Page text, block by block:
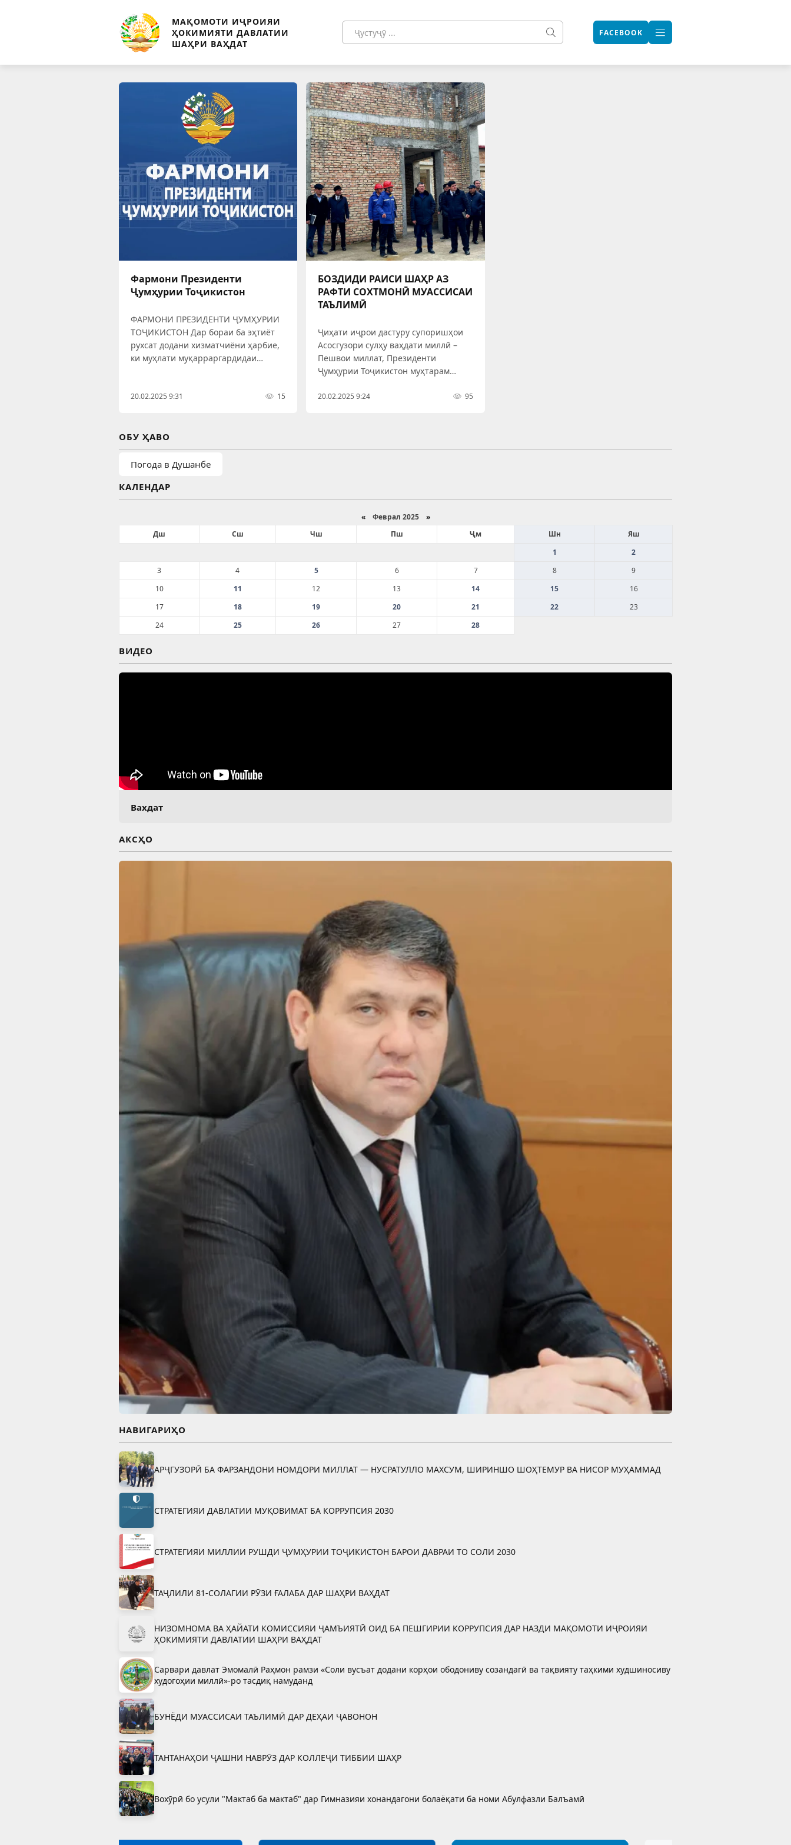
МАҚОМОТИ ИҶРОИЯИ
ҲОКИМИЯТИ ДАВЛАТИИ
ШАҲРИ ВАҲДАТ
FACEBOOK
Фармони Президенти
Ҷумҳурии Тоҷикистон
ФАРМОНИ ПРЕЗИДЕНТИ ҶУМҲУРИИ
ТОҶИКИСТОН Дар бораи ба эҳтиёт
рухсат додани хизматчиёни ҳарбие,
ки муҳлати муқарраргардидаи
солҳои таваллуди 1998-2007
20.02.2025 9:31 15
БОЗДИДИ РАИСИ ШАҲР АЗ
РАФТИ СОХТМОНӢ МУАССИСАИ
ТАЪЛИМӢ
Ҷиҳати иҷрои дастуру супоришҳои
Асосгузори сулҳу ваҳдати миллӣ –
Пешвои миллат, Президенти
Ҷумҳурии Тоҷикистон муҳтарам
шиносоӣ пайдо намудани рафти
корҳои сохтмонии бинои
20.02.2025 9:24 95
ОБУ ҲАВО
Погода в Душанбе
КАЛЕНДАР
«Феврал 2025 »
Дш
Сш Чш Пш Ҷм Шн
Яш
1
2
3
4 5 6 7 8
9
10
11 12 13 14 15
16
17
18 19 20 21 22
23
24
25 26 27 28
ВИДЕО
Вахдат
АКСҲО
НАВИГАРИҲО
АРҶГУЗОРӢ БА ФАРЗАНДОНИ НОМДОРИ МИЛЛАТ — НУСРАТУЛЛО МАХСУМ, ШИРИНШО ШОҲТЕМУР ВА НИСОР МУҲАММАД
СТРАТЕГИЯИ ДАВЛАТИИ МУҚОВИМАТ БА КОРРУПСИЯ 2030
СТРАТЕГИЯИ МИЛЛИИ РУШДИ ҶУМҲУРИИ ТОҶИКИСТОН БАРОИ ДАВРАИ ТО СОЛИ 2030
ТАҶЛИЛИ 81-СОЛАГИИ РӮЗИ ҒАЛАБА ДАР ШАҲРИ ВАҲДАТ
НИЗОМНОМА ВА ҲАЙАТИ КОМИССИЯИ ҶАМЪИЯТӢ ОИД БА ПЕШГИРИИ КОРРУПСИЯ ДАР НАЗДИ МАҚОМОТИ ИҶРОИЯИ
ҲОКИМИЯТИ ДАВЛАТИИ ШАҲРИ ВАҲДАТ
Сарвари давлат Эмомалӣ Раҳмон рамзи «Соли вусъат додани корҳои ободониву созандагӣ ва тақвияту таҳкими худшиносиву
худогоҳии миллӣ»-ро тасдиқ намуданд
БУНЁДИ МУАССИСАИ ТАЪЛИМӢ ДАР ДЕҲАИ ҶАВОНОН
ТАНТАНАҲОИ ҶАШНИ НАВРӮЗ ДАР КОЛЛЕҶИ ТИББИИ ШАҲР
Вохӯрӣ бо усули "Мактаб ба мактаб" дар Гимназияи хонандагони болаёқати ба номи Абулфазли Балъамӣ